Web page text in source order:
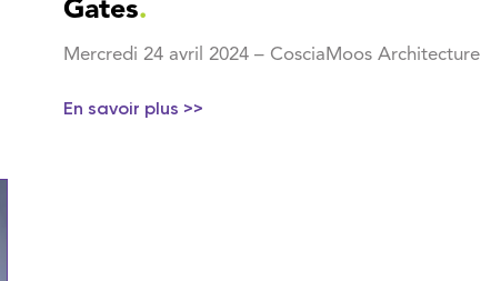
Gates.
Mercredi 24 avril 2024 – CosciaMoos Architecture
En savoir plus >>